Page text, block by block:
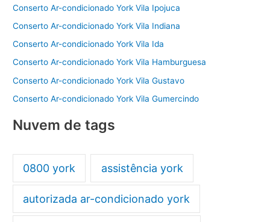
Conserto Ar-condicionado York Vila Ipojuca
Conserto Ar-condicionado York Vila Indiana
Conserto Ar-condicionado York Vila Ida
Conserto Ar-condicionado York Vila Hamburguesa
Conserto Ar-condicionado York Vila Gustavo
Conserto Ar-condicionado York Vila Gumercindo
Nuvem de tags
0800 york assistência york
autorizada ar-condicionado york